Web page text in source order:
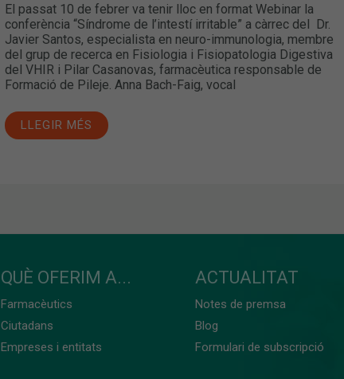
El passat 10 de febrer va tenir lloc en format Webinar la
conferència “Síndrome de l’intestí irritable” a càrrec del Dr.
Javier Santos, especialista en neuro-immunologia, membre
del grup de recerca en Fisiologia i Fisiopatologia Digestiva
del VHIR i Pilar Casanovas, farmacèutica responsable de
Formació de Pileje. Anna Bach-Faig, vocal
LLEGIR MÉS
QUÈ OFERIM A...
Farmacèutics
Ciutadans
Empreses i entitats
ACTUALITAT
Notes de premsa
Blog
Formulari de subscripció